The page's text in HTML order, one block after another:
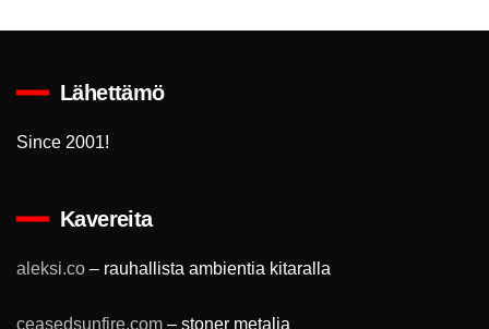
Lähettämö
Since 2001!
Kavereita
aleksi.co – rauhallista ambientia kitaralla
ceasedsunfire.com – stoner metalia